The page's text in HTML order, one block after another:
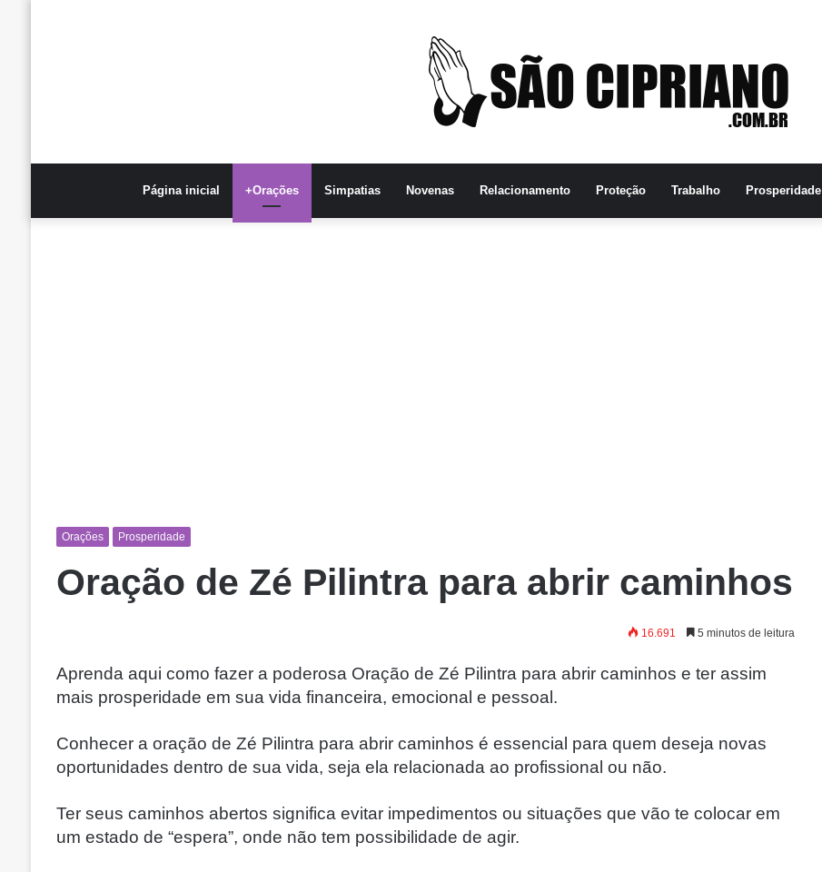
Página inicial +Orações Simpatias Novenas Relacionamento Proteção Trabalho Prosperidade
Orações Prosperidade
Oração de Zé Pilintra para abrir caminhos
16.691 5 minutos de leitura
Aprenda aqui como fazer a poderosa Oração de Zé Pilintra para abrir caminhos e ter assim
mais prosperidade em sua vida financeira, emocional e pessoal.
Conhecer a oração de Zé Pilintra para abrir caminhos é essencial para quem deseja novas
oportunidades dentro de sua vida, seja ela relacionada ao profissional ou não.
Ter seus caminhos abertos significa evitar impedimentos ou situações que vão te colocar em
um estado de “espera”, onde não tem possibilidade de agir.